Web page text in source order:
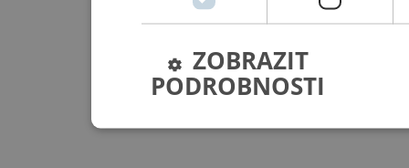
ZOBRAZIT
PODROBNOSTI